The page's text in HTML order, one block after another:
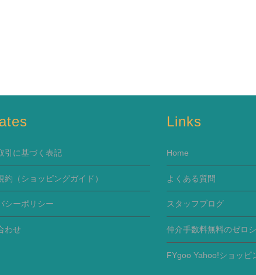
引に基づく表記
約 （ショッピングガイド）
シーポリシー
わせ
Links
Home
よくある質問
スタッフブログ
仲介手数料無料のゼロ
FYgoo Yahoo!ショッピ